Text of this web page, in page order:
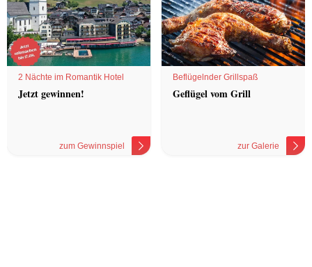
2 Nächte im Romantik Hotel
Jetzt gewinnen!
zum Gewinnspiel
Beflügelnder Grillspaß
Geflügel vom Grill
zur Galerie